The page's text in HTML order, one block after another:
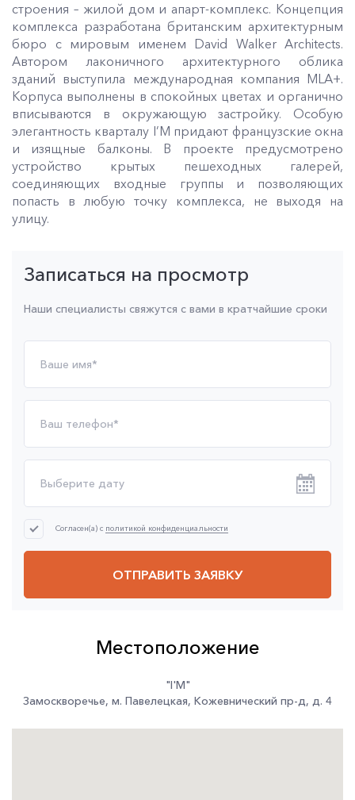
строения – жилой дом и апарт-комплекс. Концепция
комплекса разработана британским архитектурным
бюро с мировым именем David Walker Architects.
Автором лаконичного архитектурного облика
зданий выступила международная компания MLA+.
Корпуса выполнены в спокойных цветах и органично
вписываются в окружающую застройку. Особую
элегантность кварталу I’M придают французские окна
и изящные балконы. В проекте предусмотрено
устройство крытых пешеходных галерей,
соединяющих входные группы и позволяющих
попасть в любую точку комплекса, не выходя на
улицу.
Записаться на просмотр
Наши специалисты свяжутся с вами в кратчайшие сроки
Согласен(а) с политикой конфиденциальности
ОТПРАВИТЬ ЗАЯВКУ
Местоположение
"I'M"
Замоскворечье, м. Павелецкая, Кожевнический пр-д, д. 4